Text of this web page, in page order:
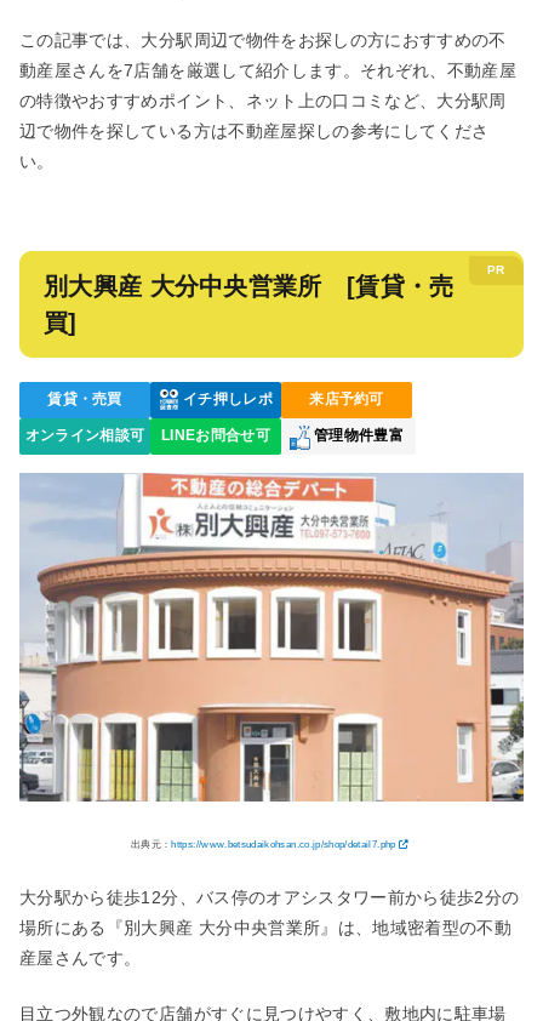
この記事では、大分駅周辺で物件をお探しの方におすすめの不
動産屋さんを7店舗を厳選して紹介します。それぞれ、不動産屋
の特徴やおすすめポイント、ネット上の口コミなど、大分駅周
辺で物件を探している方は不動産屋探しの参考にしてくださ
い。
別大興産 大分中央営業所 [賃貸・売
買]
賃貸・売買 イチ押しレポ 来店予約可
オンライン相談可 LINEお問合せ可 管理物件豊富
出典元： https://www.betsudaikohsan.co.jp/shop/detail7.php
大分駅から徒歩12分、バス停のオアシスタワー前から徒歩2分の
場所にある『別大興産 大分中央営業所』は、地域密着型の不動
産屋さんです。
目立つ外観なので店舗がすぐに見つけやすく、敷地内に駐車場